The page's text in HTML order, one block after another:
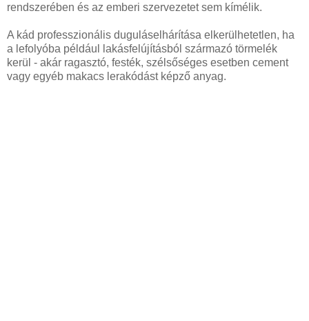
rendszerében és az emberi szervezetet sem kímélik.
A kád professzionális duguláselhárítása elkerülhetetlen, ha
a lefolyóba például lakásfelújításból származó törmelék
kerül - akár ragasztó, festék, szélsőséges esetben cement
vagy egyéb makacs lerakódást képző anyag.